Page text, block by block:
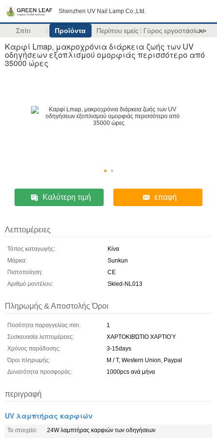
Shenzhen UV Nail Lamp Co.,Ltd.
Σπίτι Προϊόντα Περίπου εμείς Γύρος εργοστασίων
>>
Καρφί Lmap, μακροχρόνια διάρκεια ζωής των UV
οδηγήσεων εξοπλισμού ομορφιάς περισσότερο από
35000 ώρες
Καλύτερη τιμή επαφή
Λεπτομέρειες
Τόπος καταγωγής:
Κίνα
Μάρκα:
Sunkun
Πιστοποίηση:
CE
Αριθμό μοντέλου:
Skled-NL013
Πληρωμής & Αποστολής Όροι
Ποσότητα παραγγελίας min:
1
Συσκευασία λεπτομέρειες:
ΧΑΡΤΟΚΙΒΏΤΙΟ ΧΑΡΤΙΟΎ
Χρόνος παράδοσης:
3-15days
Όροι πληρωμής:
Μ / Τ, Western Union, Paypal
Δυνατότητα προσφοράς:
1000pcs ανά μήνα
περιγραφή
UV λαμπτήρας καρφιών
Το στοιχείο:
24W λαμπτήρας καρφιών των οδηγήσεων